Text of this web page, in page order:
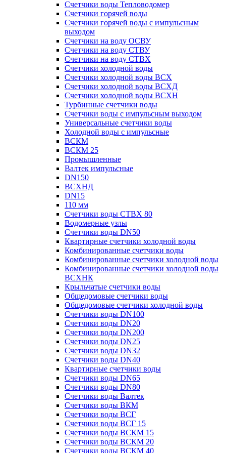
Счетчики воды Тепловодомер
Счетчики горячей воды
Счетчики горячей воды с импульсным
выходом
Счетчики на воду ОСВУ
Счетчики на воду СТВУ
Счетчики на воду СТВХ
Счетчики холодной воды
Счетчики холодной воды ВСХ
Счетчики холодной воды ВСХД
Счетчики холодной воды ВСХН
Турбинные счетчики воды
Счетчики воды с импульсным выходом
Универсальные счетчики воды
Холодной воды с импульсные
ВСКМ
ВСКМ 25
Промышленные
Валтек импульсные
DN150
ВСХНД
DN15
110 мм
Счетчики воды СТВХ 80
Водомерные узлы
Счетчики воды DN50
Квартирные счетчики холодной воды
Комбинированные счетчики воды
Комбинированные счетчики холодной воды
Комбинированные счетчики холодной воды
ВСХНК
Крыльчатые счетчики воды
Общедомовые счетчики воды
Общедомовые счетчики холодной воды
Счетчики воды DN100
Счетчики воды DN20
Счетчики воды DN200
Счетчики воды DN25
Счетчики воды DN32
Счетчики воды DN40
Квартирные счетчики воды
Счетчики воды DN65
Счетчики воды DN80
Счетчики воды Валтек
Счетчики воды ВКМ
Счетчики воды ВСГ
Счетчики воды ВСГ 15
Счетчики воды ВСКМ 15
Счетчики воды ВСКМ 20
Счетчики воды ВСКМ 40